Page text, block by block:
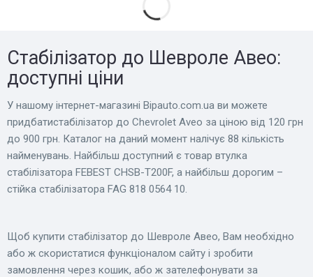
Стабілізатор до Шевроле Авео:
доступні ціни
У нашому інтернет-магазині Bіpauto.com.ua ви можете
придбатистабілізатор до Chevrolet Aveo за ціною від 120 грн
до 900 грн. Каталог на даний момент налічує 88 кількість
найменувань. Найбільш доступний є товар втулка
стабілізатора FEBEST CHSB-T200F, а найбільш дорогим –
стійка стабілізатора FAG 818 0564 10.
Щоб купити стабілізатор до Шевроле Авео, Вам необхідно
або ж скористатися функціоналом сайту і зробити
замовлення через кошик, або ж зателефонувати за